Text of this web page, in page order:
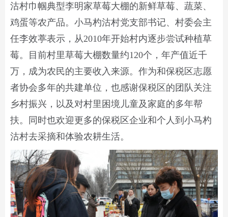
沽村巾帼典型李明家草莓大棚的新鲜草莓、蔬菜、
鸡蛋等农产品。小马杓沽村党支部书记、村委会主
任李效葶表示，从2010年开始村内逐步尝试种植草
莓。目前村里草莓大棚数量约120个，年产值近千
万，成为农民的主要收入来源。作为和保税区志愿
者协会多年的共建单位，也感谢保税区的团队关注
乡村振兴，以及对村里困境儿童及家庭的多年帮
扶。同时也欢迎更多的保税区企业和个人到小马杓
沽村去采摘和体验农耕生活。